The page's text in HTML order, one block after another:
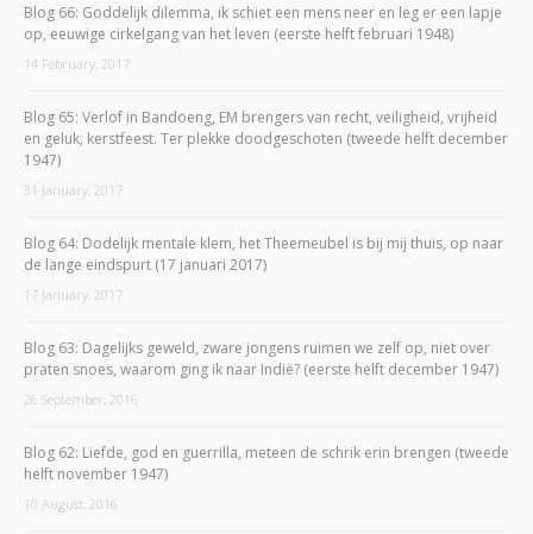
Blog 66: Goddelijk dilemma, ik schiet een mens neer en leg er een lapje
op, eeuwige cirkelgang van het leven (eerste helft februari 1948)
14 February, 2017
Blog 65: Verlof in Bandoeng, EM brengers van recht, veiligheid, vrijheid
en geluk, kerstfeest. Ter plekke doodgeschoten (tweede helft december
1947)
31 January, 2017
Blog 64: Dodelijk mentale klem, het Theemeubel is bij mij thuis, op naar
de lange eindspurt (17 januari 2017)
17 January, 2017
Blog 63: Dagelijks geweld, zware jongens ruimen we zelf op, niet over
praten snoes, waarom ging ik naar Indië? (eerste helft december 1947)
26 September, 2016
Blog 62: Liefde, god en guerrilla, meteen de schrik erin brengen (tweede
helft november 1947)
10 August, 2016